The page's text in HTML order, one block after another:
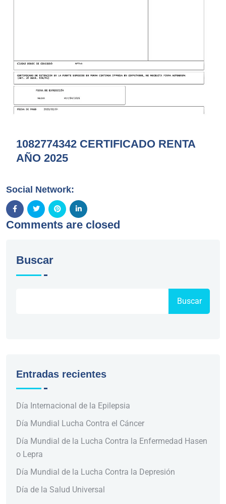
1082774342 CERTIFICADO RENTA
AÑO 2025
Social Network:
Comments are closed
Buscar
Buscar
Entradas recientes
Día Internacional de la Epilepsia
Día Mundial Lucha Contra el Cáncer
Día Mundial de la Lucha Contra la Enfermedad Hasen
o Lepra
Día Mundial de la Lucha Contra la Depresión
Día de la Salud Universal